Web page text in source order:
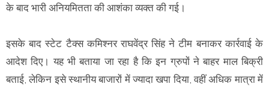
के बाद भारी अनियमितता की आशंका व्यक्त की गई।
इसके बाद स्टेट टैक्स कमिश्नर राघवेंद्र सिंह ने टीम बनाकर कार्रवाई के
आदेश दिए। यह भी बताया जा रहा है कि इन ग्रुपों ने बाहर माल बिक्री
बताई, लेकिन इसे स्थानीय बाजारों में ज्यादा खपा दिया, वहीं अधिक मात्रा में